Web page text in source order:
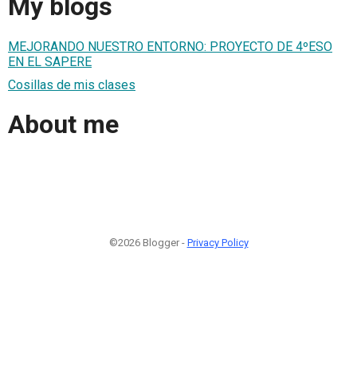
My blogs
MEJORANDO NUESTRO ENTORNO: PROYECTO DE 4ºESO
EN EL SAPERE
Cosillas de mis clases
About me
©2026 Blogger - Privacy Policy